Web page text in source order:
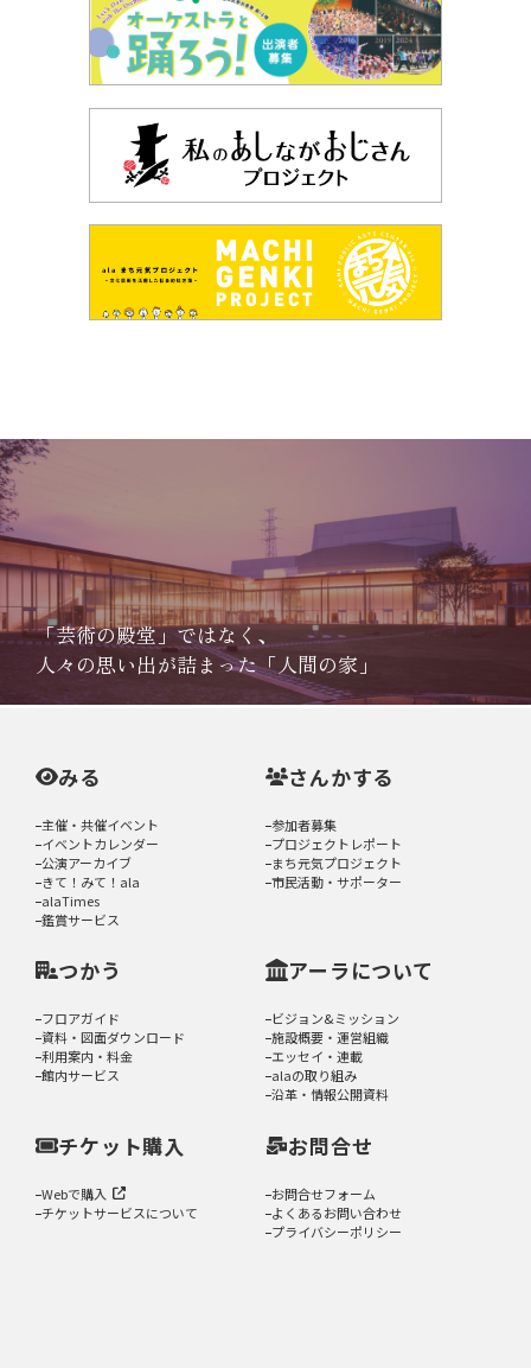
「芸術の殿堂」ではなく、
人々の思い出が詰まった「人間の家」
みる
主催・共催イベント
イベントカレンダー
公演アーカイブ
きて！みて！ala
alaTimes
鑑賞サービス
さんかする
参加者募集
プロジェクトレポート
まち元気プロジェクト
市民活動・サポーター
つかう
フロアガイド
資料・図面ダウンロード
利用案内・料金
館内サービス
アーラについて
ビジョン&ミッション
施設概要・運営組織
エッセイ・連載
alaの取り組み
沿革・情報公開資料
チケット購入
Webで購入
チケットサービスについて
お問合せ
お問合せフォーム
よくあるお問い合わせ
プライバシーポリシー